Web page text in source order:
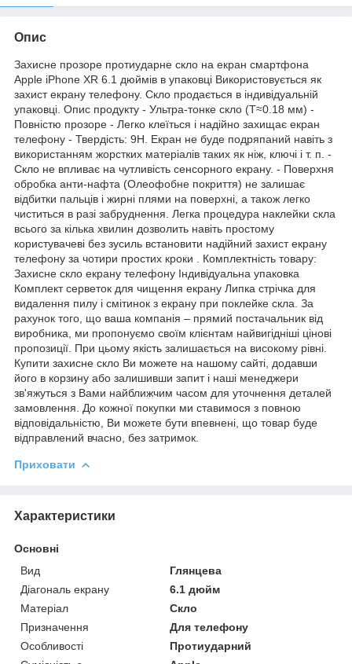
Опис
Захисне прозоре протиударне скло на екран смартфона
Apple iPhone XR 6.1 дюймів в упаковці Використовується як
захист екрану телефону. Скло продається в індивідуальній
упаковці. Опис продукту - Ультра-тонке скло (T≈0.18 мм) -
Повністю прозоре - Легко клеїться і надійно захищає екран
телефону - Твердість: 9H. Екран не буде подряпаний навіть з
використанням жорстких матеріалів таких як ніж, ключі і т. п. -
Скло не впливає на чутливість сенсорного екрану. - Поверхня
обробка анти-нафта (Олеофобне покриття) не залишає
відбитки пальців і жирні плями на поверхні, а також легко
чиститься в разі забруднення. Легка процедура наклейки скла
всього за кілька хвилин дозволить навіть простому
користувачеві без зусиль встановити надійний захист екрану
телефону за чотири простих кроки . Комплектність товару:
Захисне скло екрану телефону Індивідуальна упаковка
Комплект серветок для чищення екрану Липка стрічка для
видалення пилу і смітинок з екрану при поклейке скла. За
рахунок того, що ваша компанія – прямий постачальник від
виробника, ми пропонуємо своїм клієнтам найвигідніші цінові
пропозиції. При цьому якість залишається на високому рівні.
Купити захисне скло Ви можете на нашому сайті, додавши
його в корзину або залишивши запит і наші менеджери
зв'яжуться з Вами найближчим часом для уточнення деталей
замовлення. До кожної покупки ми ставимося з повною
відповідальністю, Ви можете бути впевнені, що товар буде
відправлений вчасно, без затримок.
Приховати
Характеристики
Основні
Вид
Глянцева
Діагональ екрану
6.1 дюйм
Матеріал
Скло
Призначення
Для телефону
Особливості
Протиударний